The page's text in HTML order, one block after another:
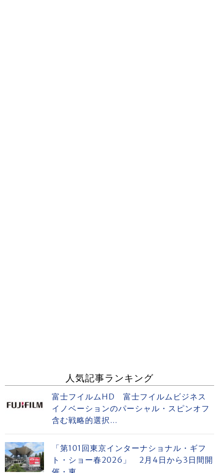
人気記事ランキング
富士フイルムHD 富士フイルムビジネス
イノベーションのパーシャル・スピンオフ
含む戦略的選択...
「第101回東京インターナショナル・ギフ
ト・ショー春2026」 2月4日から3日間開